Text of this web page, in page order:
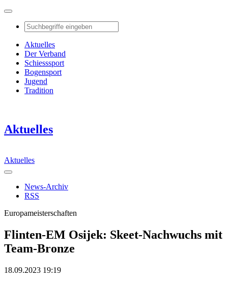
Aktuelles
Der Verband
Schiesssport
Bogensport
Jugend
Tradition
Aktuelles
Aktuelles
News-Archiv
RSS
Europameisterschaften
Flinten-EM Osijek: Skeet-Nachwuchs mit
Team-Bronze
18.09.2023 19:19